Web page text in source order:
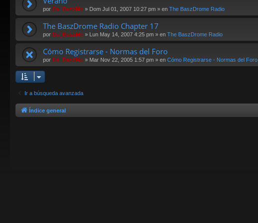
por Da_BaszMo » Dom Jul 01, 2007 10:27 pm » en The BaszDrome Radio
The BaszDrome Radio Chapter 17
por Da_BaszMo » Lun May 14, 2007 4:25 pm » en The BaszDrome Radio
Cómo Registrarse - Normas del Foro
por Da_BaszMo » Mar Nov 22, 2005 1:57 pm » en Cómo Registrarse - Normas del Foro
Ir a búsqueda avanzada
Índice general